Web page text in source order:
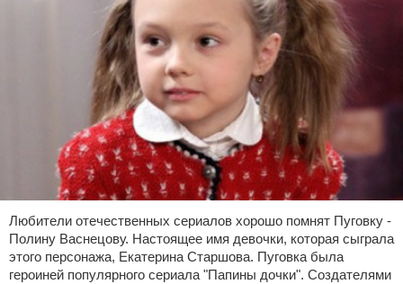
Любители отечественных сериалов хорошо помнят Пуговку -
Полину Васнецову. Настоящее имя девочки, которая сыграла
этого персонажа, Екатерина Старшова. Пуговка была
героиней популярного сериала "Папины дочки". Создателями